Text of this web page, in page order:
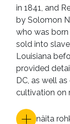
in 1841, and
by Solomon
who was
sold into
Louisiana
provided
DC, as well
cultivation on
näita